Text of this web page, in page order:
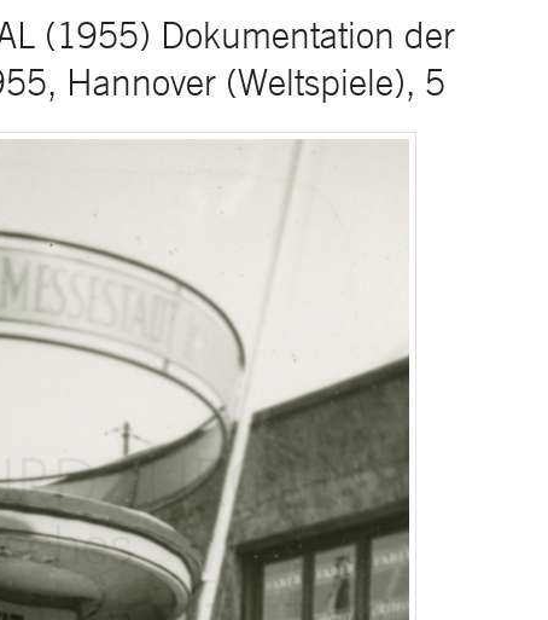
(1955) Dokumentation der
Hannover (Weltspiele), 5